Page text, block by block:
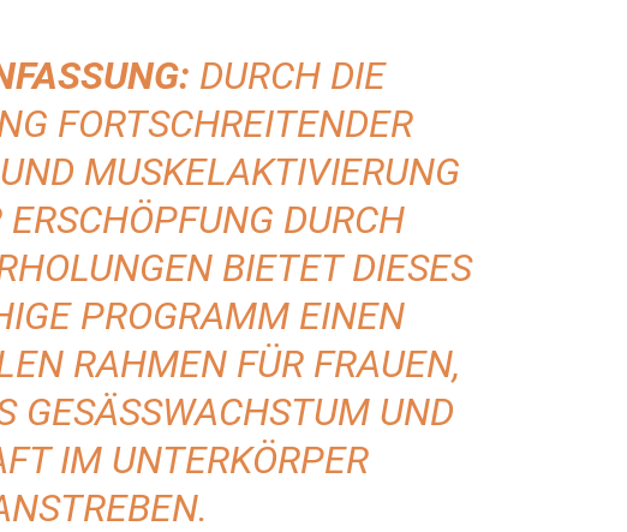
DURCH DIE
FORTSCHREITENDER
MUSKELAKTIVIERUNG
ERSCHÖPFUNG DURCH
BIETET DIESES
PROGRAMM EINEN
RAHMEN FÜR FRAUEN,
GESÄSSWACHSTUM UND M
IM UNTERKÖRPER A